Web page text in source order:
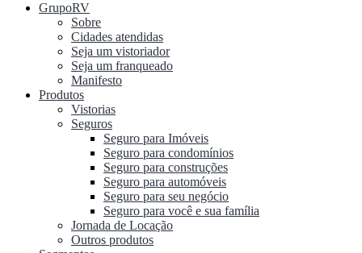
GrupoRV
Sobre
Cidades atendidas
Seja um vistoriador
Seja um franqueado
Manifesto
Produtos
Vistorias
Seguros
Seguro para Imóveis
Seguro para condomínios
Seguro para construções
Seguro para automóveis
Seguro para seu negócio
Seguro para você e sua família
Jornada de Locação
Outros produtos